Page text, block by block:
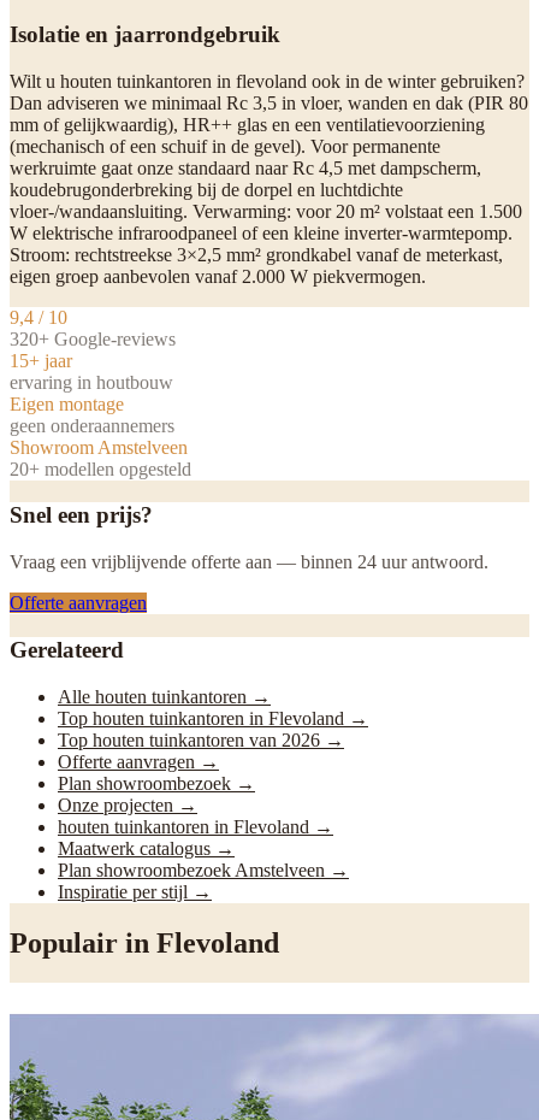
Isolatie en jaarrondgebruik
Wilt u houten tuinkantoren in flevoland ook in de winter gebruiken?
Dan adviseren we minimaal Rc 3,5 in vloer, wanden en dak (PIR 80
mm of gelijkwaardig), HR++ glas en een ventilatievoorziening
(mechanisch of een schuif in de gevel). Voor permanente
werkruimte gaat onze standaard naar Rc 4,5 met dampscherm,
koudebrugonderbreking bij de dorpel en luchtdichte
vloer-/wandaansluiting. Verwarming: voor 20 m² volstaat een 1.500
W elektrische infraroodpaneel of een kleine inverter-warmtepomp.
Stroom: rechtstreekse 3×2,5 mm² grondkabel vanaf de meterkast,
eigen groep aanbevolen vanaf 2.000 W piekvermogen.
9,4 / 10
320+ Google-reviews
15+ jaar
ervaring in houtbouw
Eigen montage
geen onderaannemers
Showroom Amstelveen
20+ modellen opgesteld
Snel een prijs?
Vraag een vrijblijvende offerte aan — binnen 24 uur antwoord.
Offerte aanvragen
Gerelateerd
Alle houten tuinkantoren →
Top houten tuinkantoren in Flevoland →
Top houten tuinkantoren van 2026 →
Offerte aanvragen →
Plan showroombezoek →
Onze projecten →
houten tuinkantoren in Flevoland →
Maatwerk catalogus →
Plan showroombezoek Amstelveen →
Inspiratie per stijl →
Populair in Flevoland